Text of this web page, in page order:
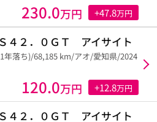
230.0万円 +47.8万円
４２．０ＧＴ アイサイト
年落ち)/68,185 km/アオ/愛知県/2024
120.0万円 +12.8万円
４２．０ＧＴ アイサイト